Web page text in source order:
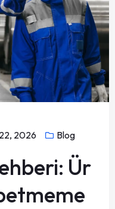
2026 Blog
Ür